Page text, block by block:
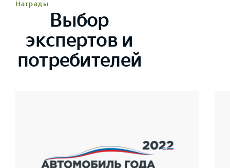
Награды
Выбор
экспертов и
потребителей